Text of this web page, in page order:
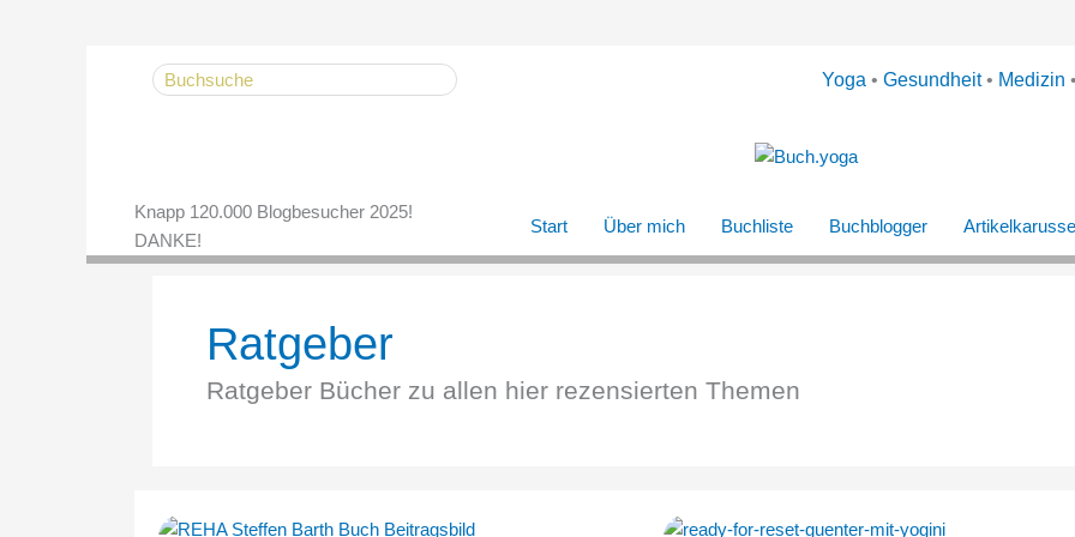
Search
for:
Yoga • Gesundheit• Medizin •
Knapp 120.000 Blogbesucher 2025!
DANKE!
Start Über mich Buchliste Buchblogger
Ratgeber
Ratgeber Bücher zu allen hier rezensierten Themen